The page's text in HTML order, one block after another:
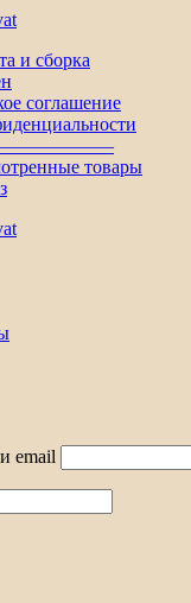
и сборка
соглашение
товары
email